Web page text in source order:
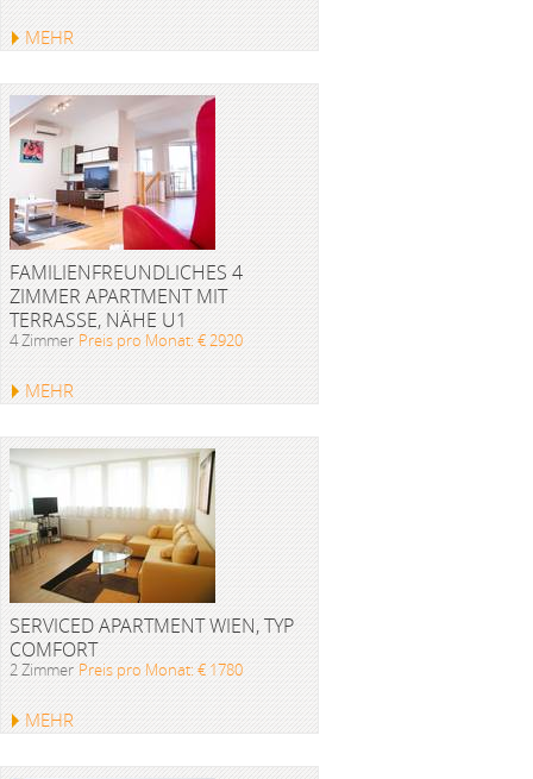
MEHR
FAMILIENFREUNDLICHES 4
ZIMMER APARTMENT MIT
TERRASSE, NÄHE U1
4 Zimmer Preis pro Monat: € 2920
MEHR
SERVICED APARTMENT WIEN, TYP
COMFORT
2 Zimmer Preis pro Monat: € 1780
MEHR